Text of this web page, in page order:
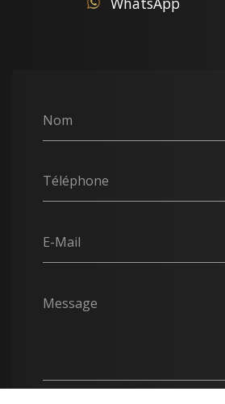
Nom
Téléphone
E-Mail
Message